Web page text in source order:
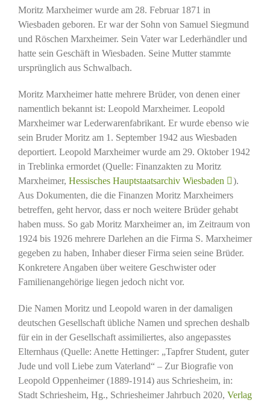
Moritz Marxheimer wurde am 28. Februar 1871 in
Wiesbaden geboren. Er war der Sohn von Samuel Siegmund
und Röschen Marxheimer. Sein Vater war Lederhändler und
hatte sein Geschäft in Wiesbaden. Seine Mutter stammte
ursprünglich aus Schwalbach.
Moritz Marxheimer hatte mehrere Brüder, von denen einer
namentlich bekannt ist: Leopold Marxheimer. Leopold
Marxheimer war Lederwarenfabrikant. Er wurde ebenso wie
sein Bruder Moritz am 1. September 1942 aus Wiesbaden
deportiert. Leopold Marxheimer wurde am 29. Oktober 1942
in Treblinka ermordet (Quelle: Finanzakten zu Moritz
Marxheimer, Hessisches Hauptstaatsarchiv Wiesbaden
).
Aus Dokumenten, die die Finanzen Moritz Marxheimers
betreffen, geht hervor, dass er noch weitere Brüder gehabt
haben muss. So gab Moritz Marxheimer an, im Zeitraum von
1924 bis 1926 mehrere Darlehen an die Firma S. Marxheimer
gegeben zu haben, Inhaber dieser Firma seien seine Brüder.
Konkretere Angaben über weitere Geschwister oder
Familienangehörige liegen jedoch nicht vor.
Die Namen Moritz und Leopold waren in der damaligen
deutschen Gesellschaft übliche Namen und sprechen deshalb
für ein in der Gesellschaft assimiliertes, also angepasstes
Elternhaus (Quelle: Anette Hettinger: „Tapfrer Student, guter
Jude und voll Liebe zum Vaterland“ – Zur Biografie von
Leopold Oppenheimer (1889-1914) aus Schriesheim, in:
Stadt Schriesheim, Hg., Schriesheimer Jahrbuch 2020, Verlag